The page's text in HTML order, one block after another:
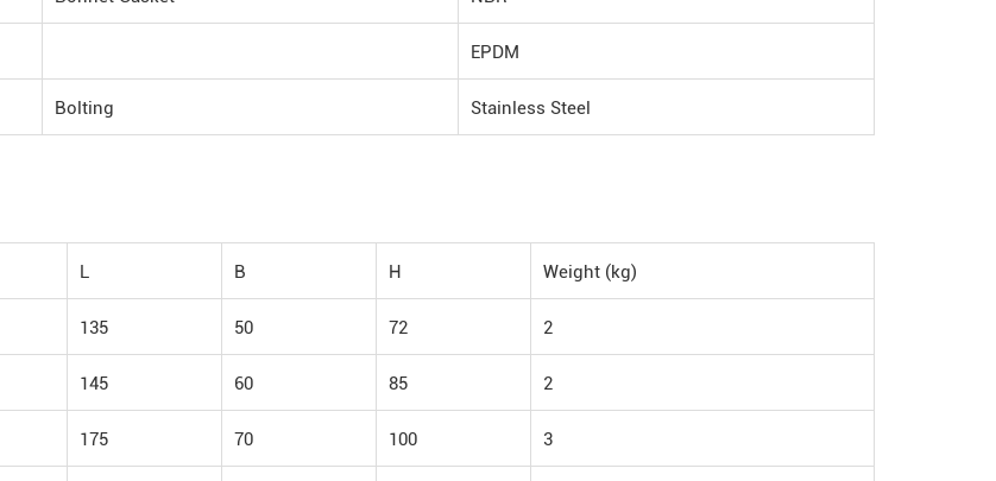
EPDM
Bolting Stainless Steel
L B H Weight (kg)
135 50 72 2
145 60 85 2
175 70 100 3